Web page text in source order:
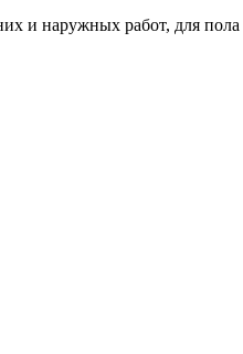
и наружных работ, для